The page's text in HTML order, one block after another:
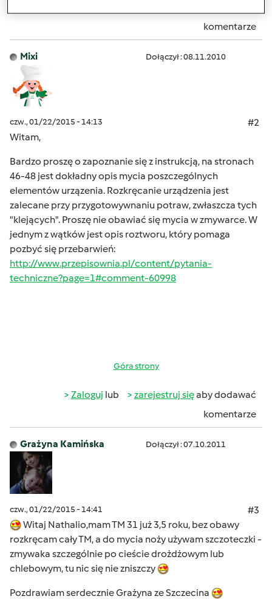
komentarze
Mixi Dołączył : 08.11.2010
czw., 01/22/2015 - 14:13
#2
Witam,
Bardzo proszę o zapoznanie się z instrukcją, na stronach
46-48 jest dokładny opis mycia poszczególnych
elementów urzązenia. Rozkręcanie urządzenia jest
zalecane przy przygotowywnaniu potraw, zwłaszcza tych
"klejących". Proszę nie obawiać się mycia w zmywarce. W
jednym z wątków jest opis roztworu, który pomaga
pozbyć się przebarwień:
http://www.przepisownia.pl/content/pytania-
techniczne?page=1#comment-60998
Góra strony
Zaloguj lub zarejestruj sięaby dodawać
komentarze
Grażyna Kamińska Dołączył : 07.10.2011
czw., 01/22/2015 - 14:41
#3
Witaj Nathalio,mam TM 31 już 3,5 roku, bez obawy
rozkręcam cały TM, a do mycia noży używam szczoteczki -
zmywaka szczególnie po cieście drożdżowym lub
chlebowym, tu nic się nie zniszczy
Pozdrawiam serdecznie Grażyna ze Szczecina